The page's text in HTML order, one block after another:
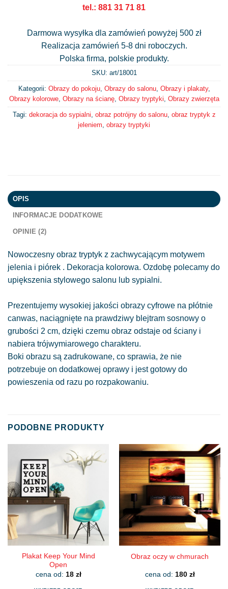
tel.: 881 31 71 81
Darmowa wysyłka dla zamówień powyżej 500 zł
Realizacja zamówień 5-8 dni roboczych.
Polska firma, polskie produkty.
SKU: art/18001
Kategorii: Obrazy do pokoju, Obrazy do salonu, Obrazy i plakaty,
Obrazy kolorowe, Obrazy na ścianę, Obrazy tryptyki, Obrazy zwierzęta
Tagi: dekoracja do sypialni, obraz potrójny do salonu, obraz tryptyk z
jeleniem, obrazy tryptyki
OPIS
INFORMACJE DODATKOWE
OPINIE (2)
Nowoczesny obraz tryptyk z zachwycającym motywem
jelenia i piórek . Dekoracja kolorowa. Ozdobę polecamy do
upiększenia stylowego salonu lub sypialni.
Prezentujemy wysokiej jakości obrazy cyfrowe na płótnie
canwas, naciągnięte na prawdziwy blejtram sosnowy o
grubości 2 cm, dzięki czemu obraz odstaje od ściany i
nabiera trójwymiarowego charakteru.
Boki obrazu są zadrukowane, co sprawia, że nie
potrzebuje on dodatkowej oprawy i jest gotowy do
powieszenia od razu po rozpakowaniu.
PODOBNE PRODUKTY
Plakat Keep Your Mind
Open
cena od: 18 zł
Obraz oczy w chmurach
cena od: 180 zł